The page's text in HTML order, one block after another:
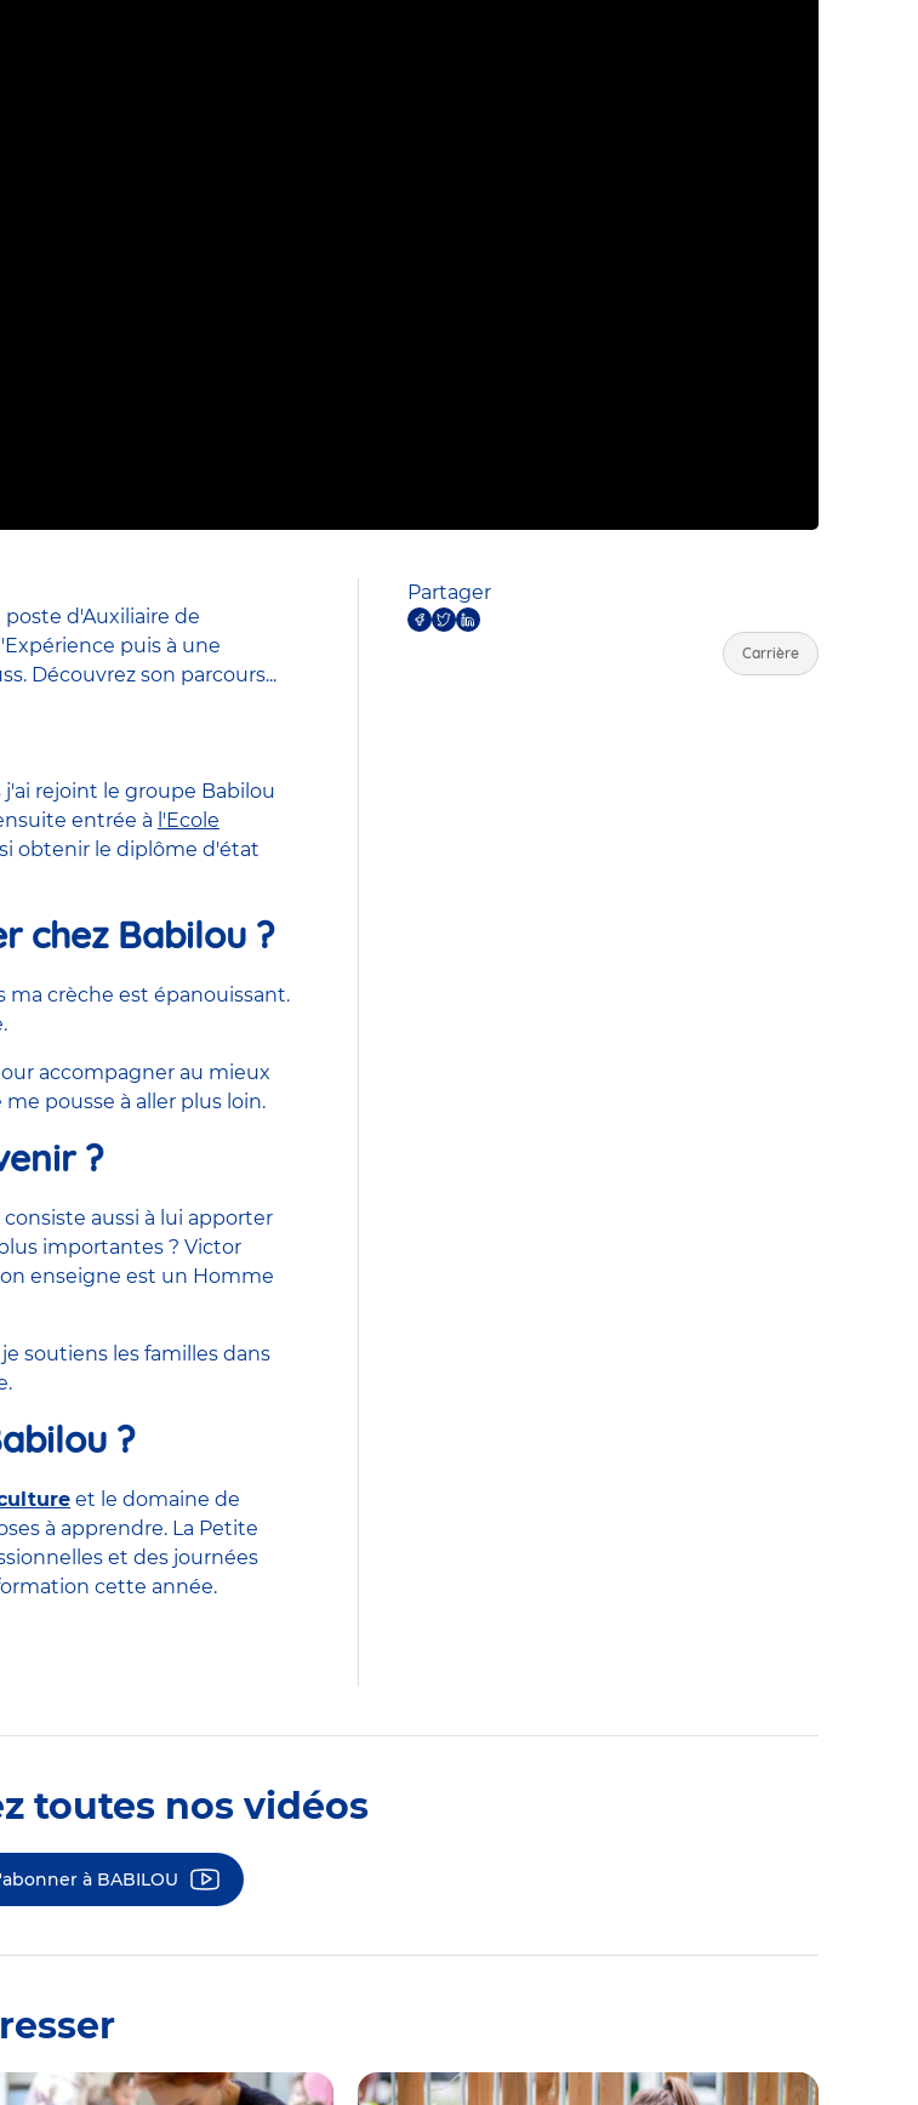
d'Auxiliaire de
puis à une
Découvrez son parcours...
j'ai rejoint le groupe Babilou
entrée à l'Ecole
obtenir le diplôme d'état
chez Babilou ?
crèche est épanouissant.
accompagner au mieux
pousse à aller plus loin.
?
consiste aussi à lui apporter
importantes ? Victor
enseigne est un Homme
soutiens les familles dans
?
et le domaine de
à apprendre. La Petite
et des journées
cette année.
Partager
Carrière
toutes nos vidéos
à BABILOU